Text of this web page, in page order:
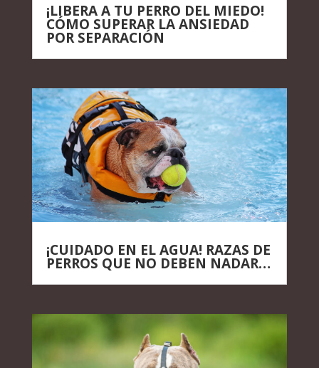
¡LIBERA A TU PERRO DEL MIEDO!
CÓMO SUPERAR LA ANSIEDAD
POR SEPARACIÓN
¡CUIDADO EN EL AGUA! RAZAS DE
PERROS QUE NO DEBEN NADAR…